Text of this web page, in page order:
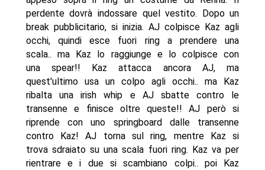
perdente dovrà indossare quel vestito. Dopo un
break pubblicitario, si inizia. AJ colpisce Kaz agli
occhi, quindi esce fuori ring a prendere una
scala.. ma Kaz lo raggiunge e lo colpisce con
una spear!! Kaz attacca ancora AJ, ma
quest'ultimo usa un colpo agli occhi.. ma Kaz
ribalta una irish whip e AJ sbatte contro le
transenne e finisce oltre queste!! AJ però si
riprende con uno springboard dalle transenne
contro Kaz! AJ torna sul ring, mentre Kaz si
trova sdraiato su una scala fuori ring. Kaz va per
rientrare e i due si scambiano colpi.. poi Kaz